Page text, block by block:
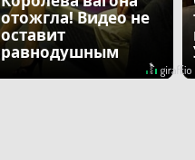
отожгла! Видео не
оставит
равнодушным